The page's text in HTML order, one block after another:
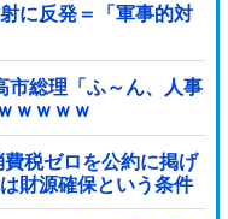
に反発＝「軍事的対
市総理「ふ～ん、人事
ｗｗｗｗ
費税ゼロを公約に掲げ
財源確保という条件